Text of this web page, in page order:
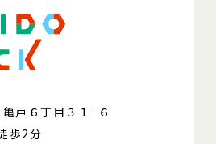
戸６丁目３１−６
歩2分